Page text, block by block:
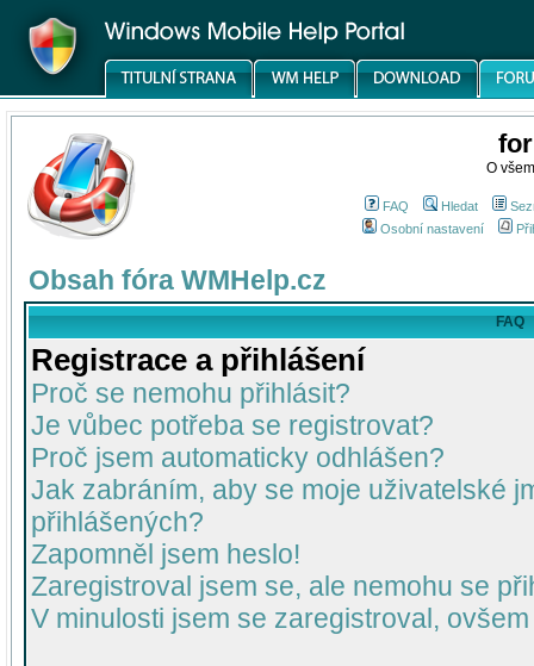
O
FAQ Hledat
Osobní nastavení
Obsah fóra WMHelp.cz
FAQ
Registrace a přihlášení
Proč se nemohu přihlásit?
Je vůbec potřeba se registrovat?
Proč jsem automaticky odhlášen?
Jak zabráním, aby se moje uživatelské
přihlášených?
Zapomněl jsem heslo!
Zaregistroval jsem se, ale nemohu se
V minulosti jsem se zaregistroval,